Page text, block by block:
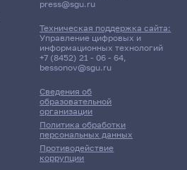
Сведения об
образовательной
организации
Политика обработки
персональных данных
Противодействие
коррупции
press@sgu.ru
Техническая поддержка сайта:
Управление цифровых и
информационных технологий
+7 (8452) 21 - 06 - 64,
bessonov@sgu.ru